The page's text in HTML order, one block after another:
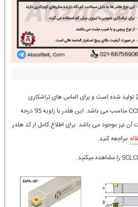
این محصول از قطر 0808 تا 2525 تولید شده است و برای الماس های تراشکاری
CCMT 06 ، CCMT 09 و CCMT 12 مناسب می باشد. این هلدر با زاویه 95 درجه
نیز موجود می باشد. برای اطلاع کامل از کد هلدر
مراجعه کنید.